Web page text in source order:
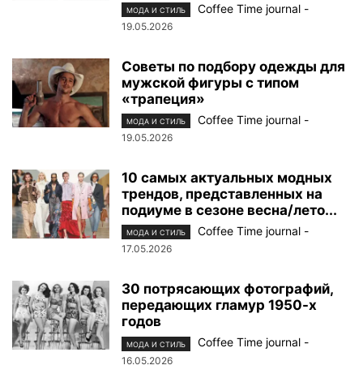
МОДА И СТИЛЬ Coffee Time journal -
19.05.2026
Советы по подбору одежды для
мужской фигуры с типом
«трапеция»
МОДА И СТИЛЬ Coffee Time journal -
19.05.2026
10 самых актуальных модных
трендов, представленных на
подиуме в сезоне весна/лето...
МОДА И СТИЛЬ Coffee Time journal -
17.05.2026
30 потрясающих фотографий,
передающих гламур 1950-х
годов
МОДА И СТИЛЬ Coffee Time journal -
16.05.2026